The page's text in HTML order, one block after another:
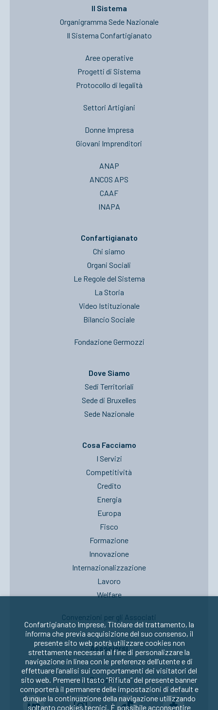
Il Sistema
Organigramma Sede Nazionale
Il Sistema Confartigianato
Aree operative
Progetti di Sistema
Protocollo di legalità
Settori Artigiani
Donne Impresa
Giovani Imprenditori
ANAP
ANCOS APS
CAAF
INAPA
Confartigianato
Chi siamo
Organi Sociali
Le Regole del Sistema
La Storia
Video Istituzionale
Bilancio Sociale
Fondazione Germozzi
Dove Siamo
Sedi Territoriali
Sede di Bruxelles
Sede Nazionale
Cosa Facciamo
I Servizi
Competitività
Credito
Energia
Europa
Fisco
Formazione
Innovazione
Internazionalizzazione
Lavoro
Welfare
Convenzioni per gli Associati
Associarsi
Seguici su:
Confartigianato Imprese, Titolare del trattamento, la
informa che previa acquisizione del suo consenso, il
presente sito web potrà utilizzare cookies non
strettamente necessari al fine di personalizzare la
navigazione in linea con le preferenze dell’utente e di
effettuare l’analisi sui comportamenti dei visitatori del
sito web. Premere il tasto “Rifiuta” del presente banner
comporterà il permanere delle impostazioni di default e
dunque la continuazione della navigazione utilizzando
soltanto cookies tecnici. È possibile acconsentire